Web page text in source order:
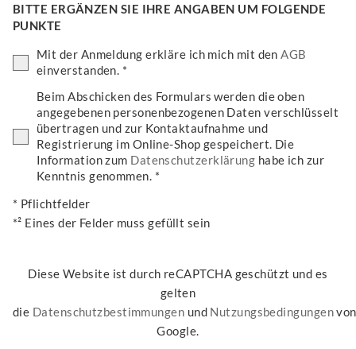
BITTE ERGÄNZEN SIE IHRE ANGABEN UM FOLGENDE
PUNKTE
Mit der Anmeldung erkläre ich mich mit denAGB
einverstanden. *
Beim Abschicken des Formulars werden die oben
angegebenen personenbezogenen Daten verschlüsselt
übertragen und zur Kontaktaufnahme und
Registrierung im Online-Shop gespeichert. Die
Information zum Datenschutzerklärung habe ich zur
Kenntnis genommen. *
* Pflichtfelder
*² Eines der Felder muss gefüllt sein
Diese Website ist durch reCAPTCHA geschützt und es
gelten
die Datenschutzbestimmungen und Nutzungsbedingungenvon
Google.